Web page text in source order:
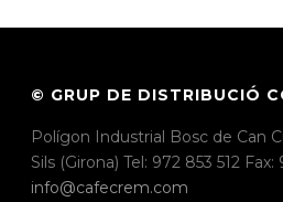
© GRUP DE DISTRIBUCIÓ
Polígon Industrial Bosc de Can
Sils (Girona) Tel: 972 853 512
info@cafecrem.com